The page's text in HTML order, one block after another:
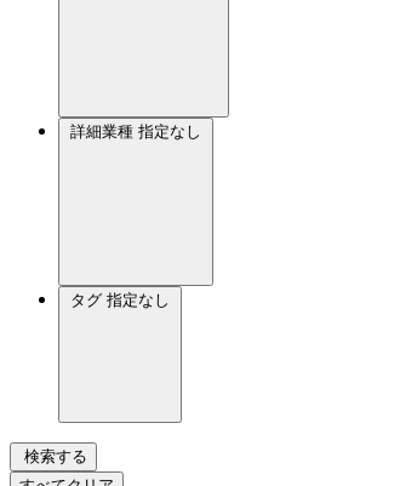
詳細業種 指定なし
タグ 指定なし
検索する